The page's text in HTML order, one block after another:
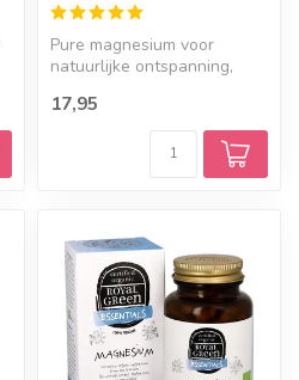
Pure magnesium voor
natuurlijke ontspanning,
gewrichten. Zorg...
17,95